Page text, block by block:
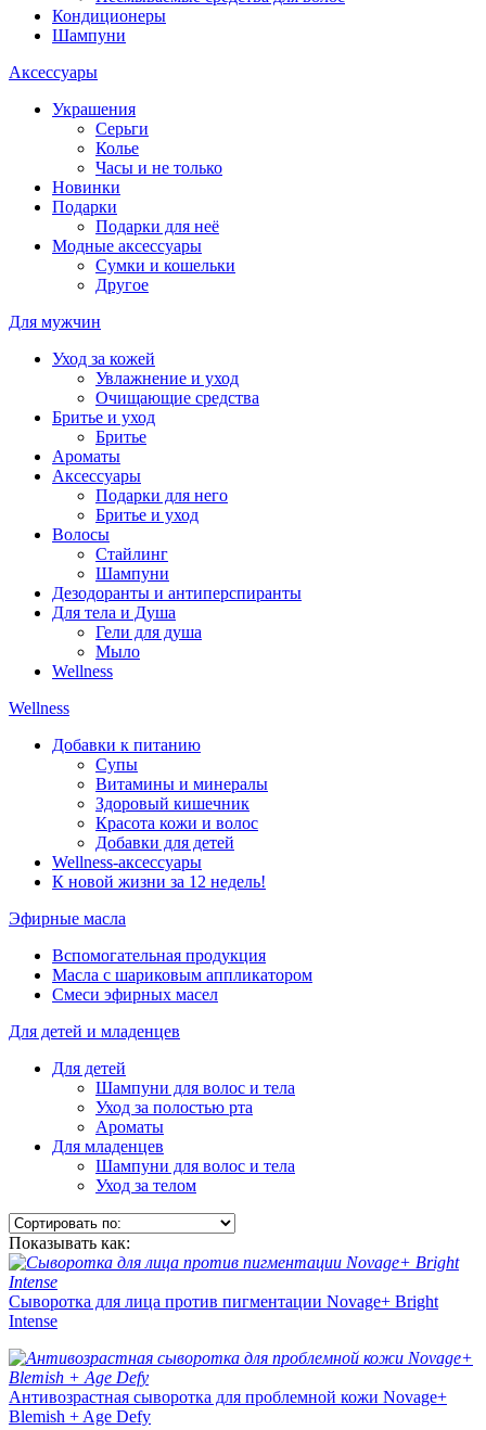
Кондиционеры
Шампуни
Аксессуары
Украшения
Серьги
Колье
Часы и не только
Новинки
Подарки
Подарки для неё
Модные аксессуары
Сумки и кошельки
Другое
Для мужчин
Уход за кожей
Увлажнение и уход
Очищающие средства
Бритье и уход
Бритье
Ароматы
Аксессуары
Подарки для него
Бритье и уход
Волосы
Стайлинг
Шампуни
Дезодоранты и антиперспиранты
Для тела и Душа
Гели для душа
Мыло
Wellness
Wellness
Добавки к питанию
Супы
Витамины и минералы
Здоровый кишечник
Красота кожи и волос
Добавки для детей
Wellness-аксессуары
К новой жизни за 12 недель!
Эфирные масла
Вспомогательная продукция
Масла с шариковым аппликатором
Смеси эфирных масел
Для детей и младенцев
Для детей
Шампуни для волос и тела
Уход за полостью рта
Ароматы
Для младенцев
Шампуни для волос и тела
Уход за телом
Показывать как:
Сыворотка для лица против пигментации Novage+ Bright
Intense
Антивозрастная сыворотка для проблемной кожи Novage+
Blemish + Age Defy